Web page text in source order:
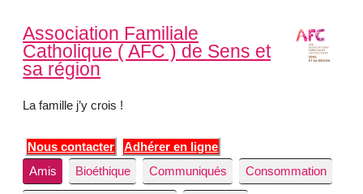
Association Familiale
Catholique ( AFC ) de Sens et
sa région
La famille j’y crois !
Nous contacter
Adhérer en ligne
Amis
Bioéthique Communiqués Consommation